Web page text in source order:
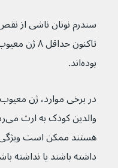
سندرم نونان ناشی از
تاکنون
بوده‌اند.
در برخی موارد، ژن
داشته باشند یا نداشته